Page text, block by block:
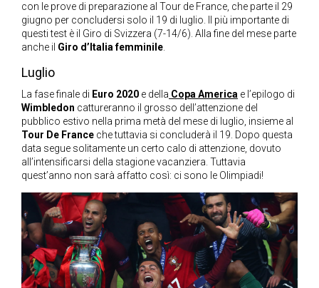
con le prove di preparazione al Tour de France, che parte il 29
giugno per concludersi solo il 19 di luglio. Il più importante di
questi test è il Giro di Svizzera (7-14/6). Alla fine del mese parte
anche il Giro d’Italia femminile.
Luglio
La fase finale di Euro 2020 e della Copa America e l’epilogo di
Wimbledon cattureranno il grosso dell’attenzione del
pubblico estivo nella prima metà del mese di luglio, insieme al
Tour De France che tuttavia si concluderà il 19. Dopo questa
data segue solitamente un certo calo di attenzione, dovuto
all’intensificarsi della stagione vacanziera. Tuttavia
quest’anno non sarà affatto così: ci sono le Olimpiadi!